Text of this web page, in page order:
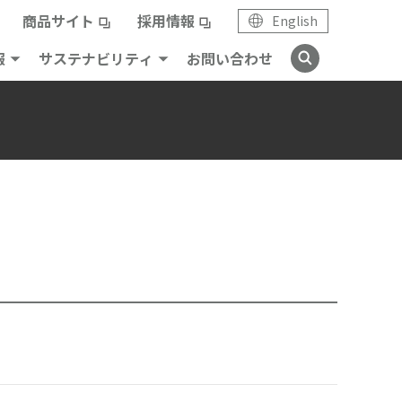
商品サイト 採用情報 English
サステナビリティ お問い合わせ